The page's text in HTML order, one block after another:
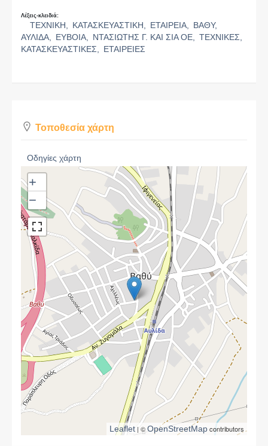
Λέξεις-κλειδιά:
ΤΕΧΝΙΚΗ, ΚΑΤΑΣΚΕΥΑΣΤΙΚΗ, ΕΤΑΙΡΕΙΑ,
ΒΑΘΥ,
ΑΥΛΙΔΑ,
ΕΥΒΟΙΑ, ΝΤΑΣΙΩΤΗΣ Γ. ΚΑΙ ΣΙΑ ΟΕ,
ΤΕΧΝΙΚΕΣ,
ΚΑΤΑΣΚΕΥΑΣΤΙΚΕΣ,
ΕΤΑΙΡΕΙΕΣ
Τοποθεσία χάρτη
Οδηγίες χάρτη
+
−
Leaflet | ©OpenStreetMapcontributors